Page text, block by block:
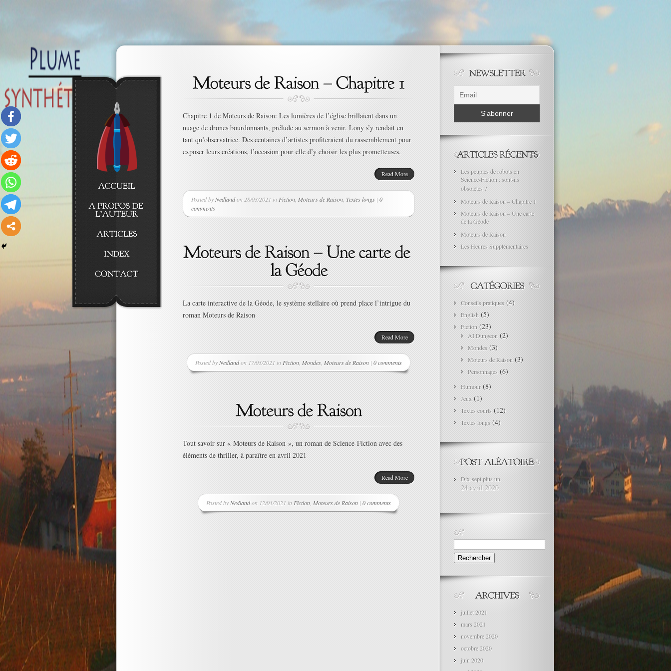
Chapitre 1 de Moteurs de Raison: Les lumières de l’église brillaient dans un
nuage de drones bourdonnants, prélude au sermon à venir. Lony s’y rendait en
tant qu’observatrice. Des centaines d’artistes profiteraient du rassemblement pour
exposer leurs créations, l’occasion pour elle d’y choisir les plus prometteuses.
Read More
Posted byNedlandon 28/03/2021 in Fiction Moteurs de Raison Textes longs | 0
comments
La carte interactive de la Géode, le système stellaire où prend place l’intrigue du
roman Moteurs de Raison
Read More
Posted byNedlandon 17/03/2021 in Fiction Mondes Moteurs de Raison | 0 comments
Tout savoir sur « Moteurs de Raison », un roman de Science-Fiction avec des
éléments de thriller, à paraître en avril 2021
Read More
Posted byNedlandon 12/03/2021 in Fiction Moteurs de Raison | 0 comments
Les peuples de robots en
Science-Fiction : sont-ils
obsolètes ?
Moteurs de Raison – Chapitre 1
Moteurs de Raison – Une carte
de la Géode
Moteurs de Raison
Les Heures Supplémentaires
Conseils pratiques (4)
English (5)
Fiction (23)
AI Dungeon (2)
Mondes (3)
Moteurs de Raison (3)
Personnages (6)
Humour(8)
Jeux (1)
Textes courts (12)
Textes longs (4)
Dix-sept plus un
24 avril 2020
Rechercher :
juillet 2021
mars 2021
novembre 2020
octobre 2020
juin 2020